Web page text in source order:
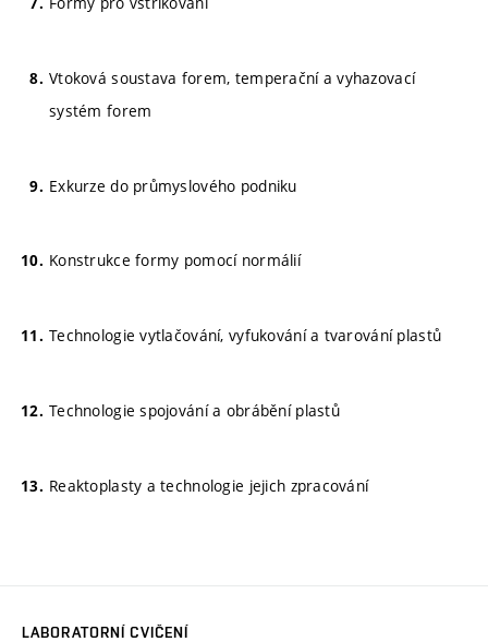
Vtoková soustava forem, temperační a vyhazovací
systém forem
Exkurze do průmyslového podniku
Konstrukce formy pomocí normálií
Technologie vytlačování, vyfukování a tvarování plastů
Technologie spojování a obrábění plastů
Reaktoplasty a technologie jejich zpracování
LABORATORNÍ CVIČENÍ